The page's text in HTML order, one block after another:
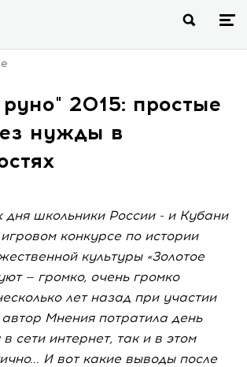
руно" 2015: простые
нужды в
дня школьники России - и Кубани
конкурсе по истории
культуры «Золотое
— громко, очень громко
лет назад при участии
Мнения потратила день
сети интернет, так и в этом
И вот какие выводы после